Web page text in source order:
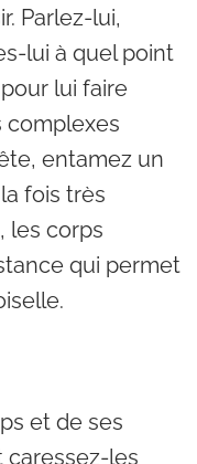
Parlez-lui,
lui à quel point
lui faire
complexes
entamez un
fois très
les corps
qui permet
et de ses
caressez-les